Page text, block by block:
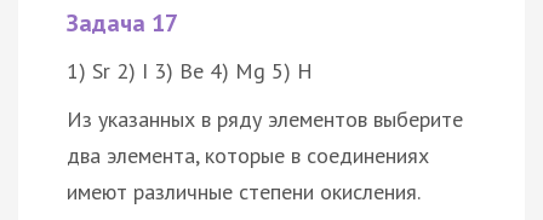
Задача 17
1) Sr 2) I 3) Be 4) Mg 5) H
Из указанных в ряду элементов выберите
два элемента, которые в соединениях
имеют различные степени окисления.